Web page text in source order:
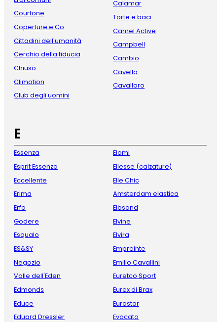
Courtone
Coperture e Co
Cittadini dell'umanità
Cerchio della fiducia
Chiuso
Climotion
Club degli uomini
Calamar
Torte e baci
Camel Active
Campbell
Cambio
Cavello
Cavallaro
E
Essenza
Esprit Essenza
Eccellente
Erima
Erfo
Godere
Esqualo
ES&SY
Negozio
Valle dell'Eden
Edmonds
Educe
Eduard Dressler
Elomi
Ellesse (calzature)
Elle Chic
Amsterdam elastica
Elbsand
Elvine
Elvira
Empreinte
Emilio Cavallini
Euretco Sport
Eurex di Brax
Eurostar
Evocato